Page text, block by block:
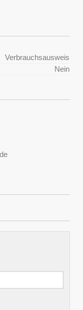
Verbrauchsausweis
Nein